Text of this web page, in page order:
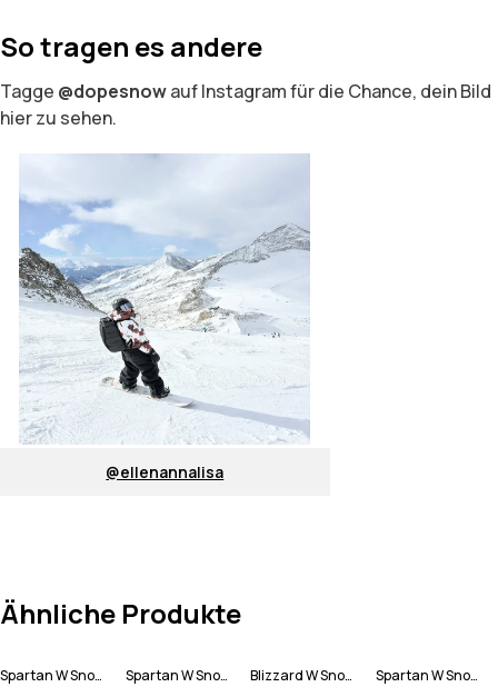
So tragen es andere
Tagge @dopesnowauf Instagram für die Chance, dein Bild
hier zu sehen.
@ellenannalisa
Ähnliche Produkte
Spartan W Snowboardjacke Damen
Spartan W Snowboardjacke Damen
Blizzard W Snowboardhose Damen
Spartan W Snowboardjacke Damen